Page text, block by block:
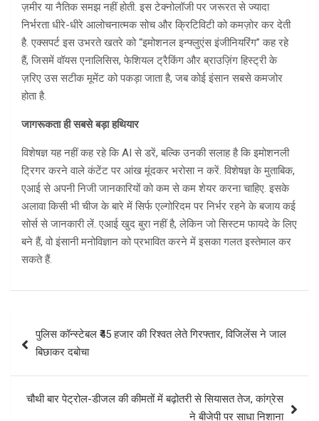
ज़मीर या नैतिक समझ नहीं होती. इस टेक्नोलॉजी पर जरूरत से ज्यादा
निर्भरता धीरे-धीरे आलोचनात्मक सोच और क्रिटिविटी को कमज़ोर कर देती
है. एक्सपर्ट इस उभरते खतरे को “इमोशनल इन्फ्लुएंस इंजीनियरिंग” कह रहे
हैं, जिसमें वॉयस एनालिसिस, फेशियल ट्रैकिंग और ब्राउज़िंग हिस्ट्री के
ज़रिए उस सटीक मूमेंट को पकड़ा जाता है, जब कोई इंसान सबसे कमजोर
होता है.
जागरूकता ही सबसे बड़ा हथियार
विशेषज्ञ यह नहीं कह रहे कि AI से डरें, बल्कि उनकी सलाह है कि इमोशनली
ट्रिगर करने वाले कंटेंट पर आंख मूंदकर भरोसा न करें. विशेषज्ञ के मुताबिक,
एआई से अपनी निजी जानकारियों को कम से कम शेयर करना चाहिए. इसके
अलावा किसी भी चीज के बारे में सिर्फ एल्गोरिदम पर निर्भर रहने के बजाय कई
सोर्स से जानकारी लें. एआई खुद बुरा नहीं है, लेकिन जो सिस्टम फायदे के लिए
बने हैं, वो इंसानी मनोविज्ञान को प्रभावित करने में इसका गलत इस्तेमाल कर
सकते हैं.
navigation
पुलिस कॉन्स्टेबल ₹45 हजार की रिश्वत लेते गिरफ्तार, विजिलेंस ने जाल
बिछाकर दबोचा
चौथी बार पेट्रोल-डीजल की कीमतों में बढ़ोतरी से सियासत तेज, कांग्रेस
ने बीजेपी पर साधा निशाना